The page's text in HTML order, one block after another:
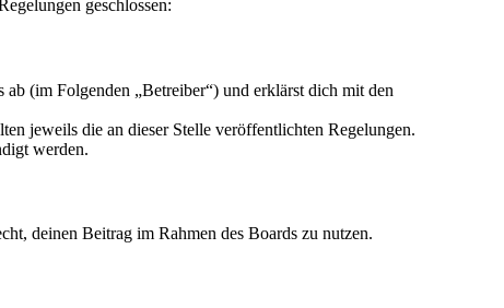
geschlossen:
(im Folgenden „Betreiber“) und erklärst dich mit den
jeweils die an dieser Stelle veröffentlichten Regelungen.
werden.
deinen Beitrag im Rahmen des Boards zu nutzen.